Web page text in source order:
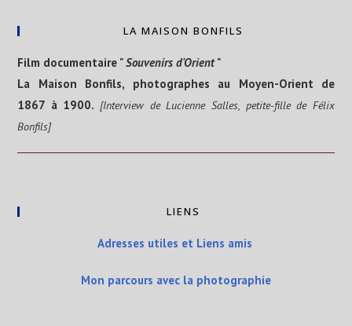
LA MAISON BONFILS
Film documentaire "Souvenirs d'Orient"
La Maison Bonfils, photographes au Moyen-Orient de
1867 à 1900. [Interview de Lucienne Salles, petite-fille de Félix
Bonfils]
LIENS
Adresses utiles et Liens amis
Mon parcours avec la photographie